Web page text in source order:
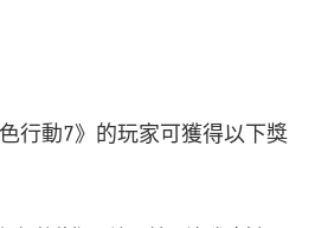
行動7》的玩家可獲得以下獎